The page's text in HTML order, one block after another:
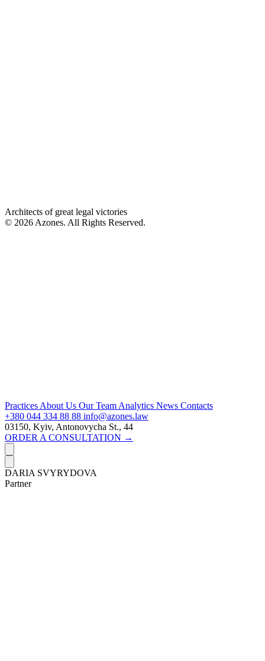
Architects of great legal victories
© 2026 Azones. All Rights Reserved.
Practices About Us Our Team Analytics News Contacts
+380 044 334 88 88 info@azones.law
03150, Kyiv, Antonovycha St., 44
ORDER A CONSULTATION →
DARIA SVYRYDOVA
Partner